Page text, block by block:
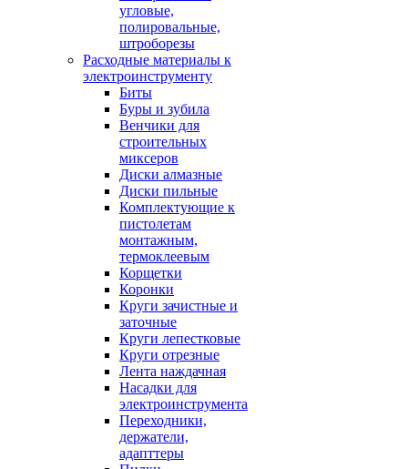
угловые,
полировальные,
штроборезы
Расходные материалы к
электроинструменту
Биты
Буры и зубила
Венчики для
строительных
миксеров
Диски алмазные
Диски пильные
Комплектующие к
пистолетам
монтажным,
термоклеевым
Корщетки
Коронки
Круги зачистные и
заточные
Круги лепестковые
Круги отрезные
Лента наждачная
Насадки для
электроинструмента
Переходники,
держатели,
адапттеры